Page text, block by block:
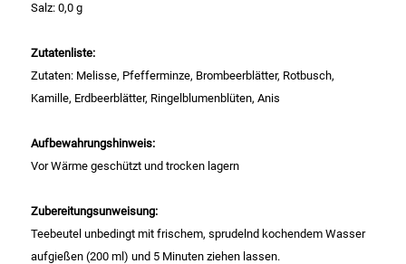
Garnierung
Garten
Gemüsekonserven
Geschirrreiniger
Salz: 0,0 g
Zutatenliste:
Zutaten: Melisse, Pfefferminze, Brombeerblätter, Rotbusch,
Kamille, Erdbeerblätter, Ringelblumenblüten, Anis
Aufbewahrungshinweis:
Vor Wärme geschützt und trocken lagern
Zubereitungsunweisung:
Teebeutel unbedingt mit frischem, sprudelnd kochendem Wasser
aufgießen (200 ml) und 5 Minuten ziehen lassen.